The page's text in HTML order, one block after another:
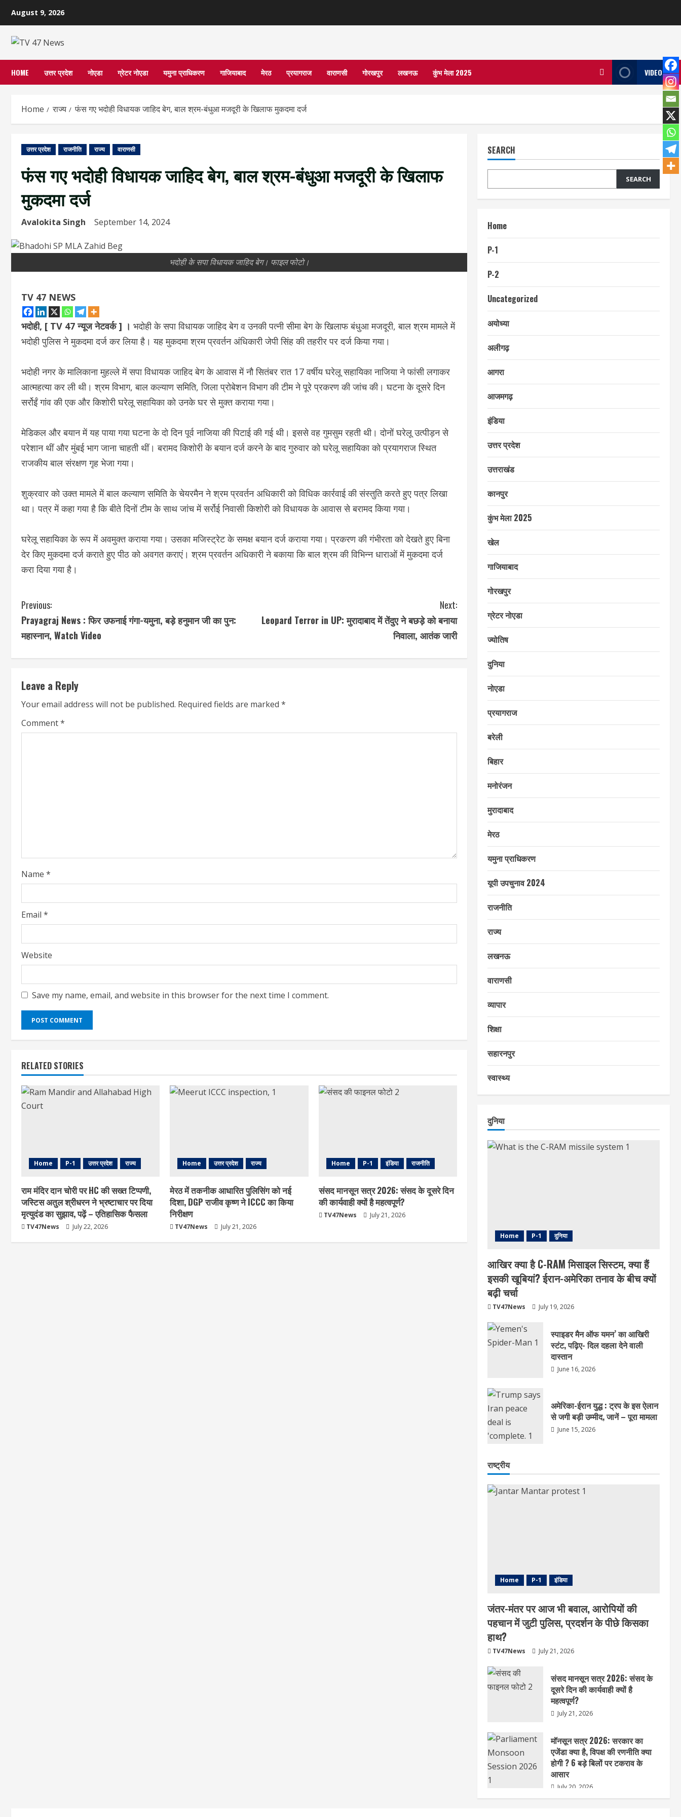
content
August 9, 2026
HOME उत्तर प्रदेश नोएडा ग्रेटर नोएडा यमुना प्राधिकरण गाजियाबाद मेरठ प्रयागराज वाराणसी गोरखपुर लखनऊ कुंभ मेला 2025 VIDEO
Home राज्य फंस गए भदोही विधायक जाहिद बेग, बाल श्रम-बंधुआ मजदूरी के खिलाफ मुकदमा दर्ज
उत्तर प्रदेश राजनीति राज्य वाराणसी
फंस गए भदोही विधायक जाहिद बेग, बाल श्रम-बंधुआ मजदूरी के खिलाफ
मुकदमा दर्ज
Avalokita Singh September 14, 2024
भदोही के सपा विधायक जाहिद बेग। फाइल फोटो।
TV 47 NEWS
भदोही, [ TV 47 न्‍यूज नेटवर्क ] । भदोही के सपा विधायक जाहिद बेग व उनकी पत्नी सीमा बेग के खिलाफ बंधुआ मजदूरी, बाल श्रम मामले में
भदोही पुलिस ने मुकदमा दर्ज कर लिया है। यह मुकदमा श्रम प्रवर्तन अंधिकारी जेपी सिंह की तहरीर पर दर्ज किया गया।
भदोही नगर के मालिकाना मुहल्ले में सपा विधायक जाहिद बेग के आवास में नौ सितंबर रात 17 वर्षीय घरेलू सहायिका नाजिया ने फांसी लगाकर
आत्महत्या कर ली थी। श्रम विभाग, बाल कल्याण समिति, जिला प्रोबेशन विभाग की टीम ने पूरे प्रकरण की जांच की। घटना के दूसरे दिन
सर्रोईं गांव की एक और किशोरी घरेलू सहायिका को उनके घर से मुक्त कराया गया।
मेडिकल और बयान में यह पाया गया घटना के दो दिन पूर्व नाजिया की पिटाई की गई थी। इससे वह गुमसुम रहती थी। दोनों घरेलू उत्पीड़न से
परेशान थीं और मुंबई भाग जाना चाहती थीं। बरामद किशोरी के बयान दर्ज करने के बाद गुरुवार को घरेलू सहायिका को प्रयागराज स्थित
राजकीय बाल संरक्षण गृह भेजा गया।
शुक्रवार को उक्त मामले में बाल कल्याण समिति के चेयरमैन ने श्रम प्रवर्तन अधिकारी को विधिक कार्रवाई की संस्तुति करते हुए पत्र लिखा
था। पत्र में कहा गया है कि बीते दिनों टीम के साथ जांच में सर्रोई निवासी किशोरी को विधायक के आवास से बरामद किया गया।
घरेलू सहायिका के रूप में अवमुक्त कराया गया। उसका मजिस्ट्रेट के समक्ष बयान दर्ज कराया गया। प्रकरण की गंभीरता को देखते हुए बिना
देर किए मुकदमा दर्ज कराते हुए पीठ को अवगत कराएं। श्रम प्रवर्तन अधिकारी ने बकाया कि बाल श्रम की विभिन्न धाराओं में मुकदमा दर्ज
करा दिया गया है।
C
o
i
n
u
i
n
g
Previous:
Prayagraj News : फिर उफनाई गंगा-यमुना, बड़े हनुमान जी का पुन:
महास्नान, Watch Video
Next:
Leopard Terror in UP: मुरादाबाद में तेंदुए ने बछड़े को बनाया
निवाला, आतंक जारी
Leave a Reply
Your email address will not be published. Required fields are marked *
Comment*
Name *
Email *
Website
Save my name, email, and website in this browser for the next time I comment.
RELATED STORIES
Home P-1 उत्तर प्रदेश राज्य
राम मंदिर दान चोरी पर HC की सख्त टिप्पणी,
जस्टिस अतुल श्रीधरन ने भ्रष्टाचार पर द‍िया
मृत्युदंड का सुझाव, पढ़ें – एत‍िहास‍िक फैसला
TV47News July 22, 2026
Home उत्तर प्रदेश राज्य
मेरठ में तकनीक आधारित पुलिसिंग को नई
दिशा, DGP राजीव कृष्ण ने ICCC का किया
निरीक्षण
TV47News July 21, 2026
Home P-1 इंडिया राजनीति
संसद मानसून सत्र 2026: संसद के दूसरे दिन
की कार्यवाही क्यों है महत्वपूर्ण?
TV47News July 21, 2026
SEARCH
SEARCH
Home
P-1
P-2
Uncategorized
अयोध्या
अलीगढ़
आगरा
आजमगढ़
इंडिया
उत्तर प्रदेश
उत्तराखंड
कानपुर
कुंभ मेला 2025
खेल
गाजियाबाद
गोरखपुर
ग्रेटर नोएडा
ज्योतिष
दुनिया
नोएडा
प्रयागराज
बरेली
बिहार
मनोरंजन
मुरादाबाद
मेरठ
यमुना प्राधिकरण
यूपी उपचुनाव 2024
राजनीति
राज्य
लखनऊ
वाराणसी
व्यापार
शिक्षा
सहारनपुर
स्वास्थ्य
दुनिया
Home P-1 दुनिया
आखिर क्या है C-RAM मिसाइल सिस्टम, क्या हैं
इसकी खूबियां? ईरान-अमेरिका तनाव के बीच क्यों
बढ़ी चर्चा
TV47News July 19, 2026
स्पाइडर मैन ऑफ यमन’ का आखिरी
स्टंट, पढ़िए- दिल दहला देने वाली
दास्तान
June 16, 2026
अमेरिका-ईरान युद्ध : ट्रप के इस ऐलान
से जगी बड़ी उम्मीद, जानें – पूरा मामला
June 15, 2026
राष्ट्रीय
Home P-1 इंडिया
जंतर-मंतर पर आज भी बवाल, आरोपियों की
पहचान में जुटी पुलिस, प्रदर्शन के पीछे किसका
हाथ?
TV47News July 21, 2026
संसद मानसून सत्र 2026: संसद के
दूसरे दिन की कार्यवाही क्यों है
महत्वपूर्ण?
July 21, 2026
मॉनसून सत्र 2026: सरकार का
एजेंडा क्या है, विपक्ष की रणनीति क्या
होगी ? 6 बड़े बिलों पर टकराव के
आसार
July 20, 2026